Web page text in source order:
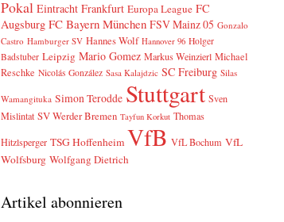
Pokal Eintracht Frankfurt Europa League FC
Augsburg FC Bayern München FSV Mainz 05 Gonzalo
Castro Hamburger SV Hannes Wolf Hannover 96 Holger
Badstuber Leipzig Mario Gomez Markus Weinzierl Michael
Reschke Nicolás González Sasa Kalajdzic SC Freiburg Silas
Wamangituka Simon Terodde Stuttgart Sven
Mislintat SV Werder Bremen Tayfun Korkut Thomas
Hitzlsperger TSG Hoffenheim VfB VfL Bochum VfL
Wolfsburg Wolfgang Dietrich
Artikel abonnieren